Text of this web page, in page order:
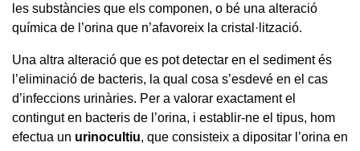
les substàncies que els componen, o bé una alteració
química de l’orina que n’afavoreix la cristal·lització.
Una altra alteració que es pot detectar en el sediment és
l’eliminació de bacteris, la qual cosa s’esdevé en el cas
d’infeccions urinàries. Per a valorar exactament el
contingut en bacteris de l’orina, i establir-ne el tipus, hom
efectua un urinocultiu, que consisteix a dipositar l’orina en